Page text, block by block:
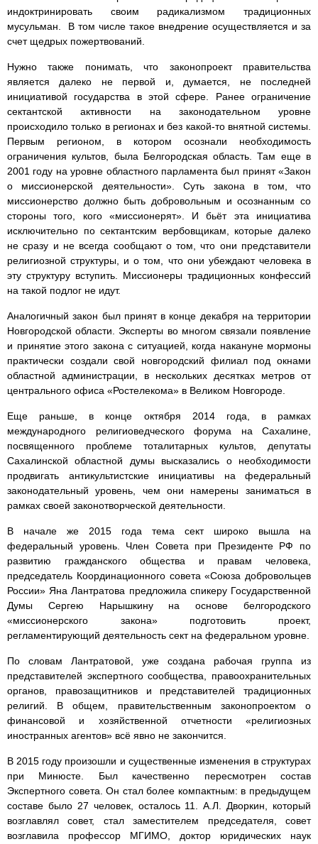
индоктринировать своим радикализмом традиционных
мусульман. В том числе такое внедрение осуществляется и за
счет щедрых пожертвований.
Нужно также понимать, что законопроект правительства
является далеко не первой и, думается, не последней
инициативой государства в этой сфере. Ранее ограничение
сектантской активности на законодательном уровне
происходило только в регионах и без какой-то внятной системы.
Первым регионом, в котором осознали необходимость
ограничения культов, была Белгородская область. Там еще в
2001 году на уровне областного парламента был принят «Закон
о миссионерской деятельности». Суть закона в том, что
миссионерство должно быть добровольным и осознанным со
стороны того, кого «миссионерят». И бьёт эта инициатива
исключительно по сектантским вербовщикам, которые далеко
не сразу и не всегда сообщают о том, что они представители
религиозной структуры, и о том, что они убеждают человека в
эту структуру вступить. Миссионеры традиционных конфессий
на такой подлог не идут.
Аналогичный закон был принят в конце декабря на территории
Новгородской области. Эксперты во многом связали появление
и принятие этого закона с ситуацией, когда накануне мормоны
практически создали свой новгородский филиал под окнами
областной администрации, в нескольких десятках метров от
центрального офиса «Ростелекома» в Великом Новгороде.
Еще раньше, в конце октября 2014 года, в рамках
международного религиоведческого форума на Сахалине,
посвященного проблеме тоталитарных культов, депутаты
Сахалинской областной думы высказались о необходимости
продвигать антикультистские инициативы на федеральный
законодательный уровень, чем они намерены заниматься в
рамках своей законотворческой деятельности.
В начале же 2015 года тема сект широко вышла на
федеральный уровень. Член Совета при Президенте РФ по
развитию гражданского общества и правам человека,
председатель Координационного совета «Союза добровольцев
России» Яна Лантратова предложила спикеру Государственной
Думы Сергею Нарышкину на основе белгородского
«миссионерского закона» подготовить проект,
регламентирующий деятельность сект на федеральном уровне.
По словам Лантратовой, уже создана рабочая группа из
представителей экспертного сообщества, правоохранительных
органов, правозащитников и представителей традиционных
религий. В общем, правительственным законопроектом о
финансовой и хозяйственной отчетности «религиозных
иностранных агентов» всё явно не закончится.
В 2015 году произошли и существенные изменения в структурах
при Минюсте. Был качественно пересмотрен состав
Экспертного совета. Он стал более компактным: в предыдущем
составе было 27 человек, осталось 11. А.Л. Дворкин, который
возглавлял совет, стал заместителем председателя, совет
возглавила профессор МГИМО, доктор юридических наук